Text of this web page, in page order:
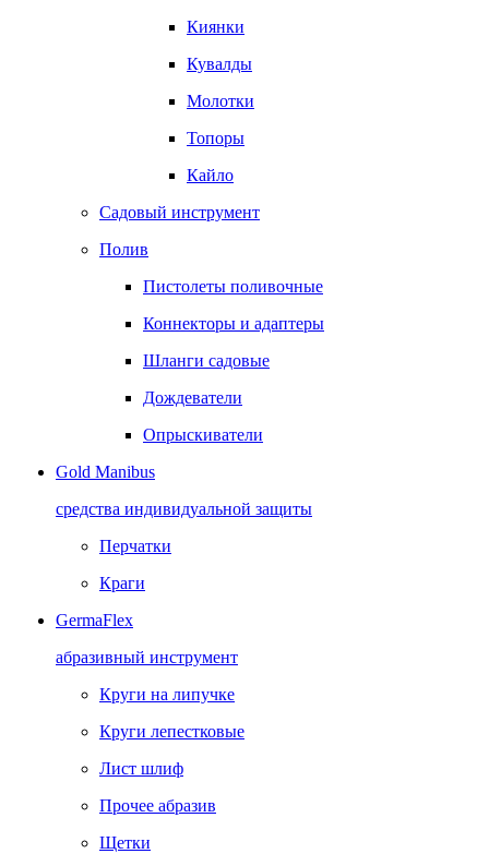
Киянки
Кувалды
Молотки
Топоры
Кайло
Садовый инструмент
Полив
Пистолеты поливочные
Коннекторы и адаптеры
Шланги садовые
Дождеватели
Опрыскиватели
Gold Manibus
средства индивидуальной защиты
Перчатки
Краги
GermaFlex
абразивный инструмент
Круги на липучке
Круги лепестковые
Лист шлиф
Прочее абразив
Щетки